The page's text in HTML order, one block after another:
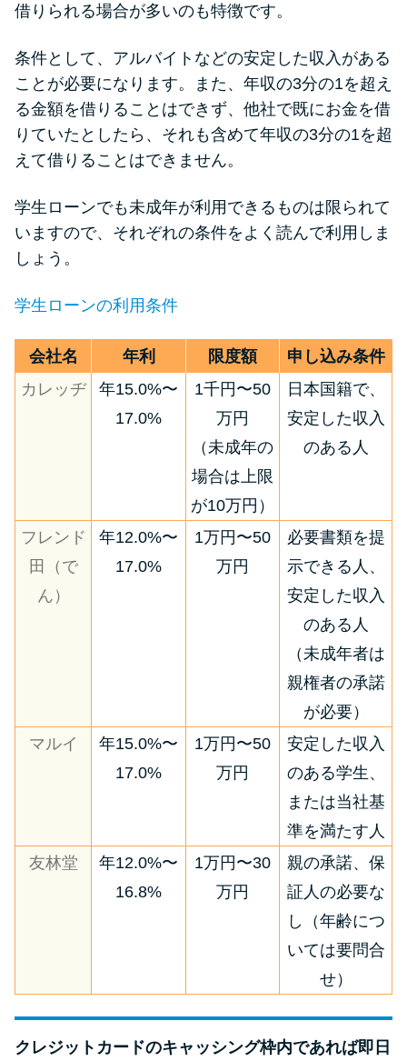
借りられる場合が多いのも特徴です。
条件として、アルバイトなどの安定した収入がある
ことが必要になります。また、年収の3分の1を超え
る金額を借りることはできず、他社で既にお金を借
りていたとしたら、それも含めて年収の3分の1を超
えて借りることはできません。
学生ローンでも未成年が利用できるものは限られて
いますので、それぞれの条件をよく読んで利用しま
しょう。
学生ローンの利用条件
会社名 年利 限度額
申し込み条件
カレッヂ
年15.0%〜
17.0%
1千円〜50
万円
（未成年の
場合は上限
が10万円）
日本国籍で、
安定した収入
のある人
フレンド
田（で
ん）
年12.0%〜
17.0%
1万円〜50
万円
必要書類を提
示できる人、
安定した収入
のある人
（未成年者は
親権者の承諾
が必要）
マルイ
年15.0%〜
17.0%
1万円〜50
万円
安定した収入
のある学生、
または当社基
準を満たす人
友林堂
年12.0%〜
16.8%
1万円〜30
万円
親の承諾、保
証人の必要な
し（年齢につ
いては要問合
せ）
クレジットカードのキャッシング枠内であれば即日